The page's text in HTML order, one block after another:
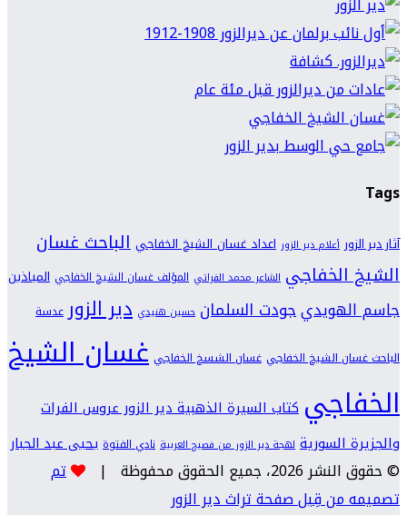
Tags
آثار دير الزور أعلام دير الزور اعداد غسان الشيخ الخفاجي الباحث غسان
الشيخ الخفاجي الشاعر محمد الفراتي المؤلف غسان الشيخ الخفاجي المياذين
جاسم الهويديجودت السلمان حسين هنيدي دير الزور عدسة
الباحث غسان الشيخ الخفاجي غسان الشسخ الخفاجي غسان الشيخ
الخفاجي كتاب السيرة الذهبية دير الزور عروس الفرات
والجزيرة السورية لهجة دير الزور من فصيح العربية نادي الفتوة يحيى عبد الجبار
© حقوق النشر 2026، جميع الحقوق محفوظة |
تم
تصميمه من قِبل صفحة تراث دير الزور